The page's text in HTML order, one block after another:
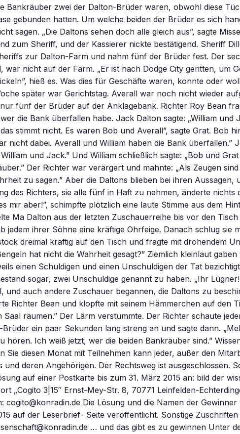
Bankräuber zwei der Dalton-Brüder waren, obwohl diese
gebunden hatten. Um welche beiden der Brüder es sich
sagen. „Die Daltons sehen doch alle gleich aus”, sagte
zum Sheriff, und der Kassierer nickte bestätigend. Sheriff
zur Dalton-Farm und nahm fünf der Brüder fest. Der
war nicht auf der Farm. „Er ist nach Dodge City geritten, um
hieß es. Was dies für Geschäfte waren, konnte oder
später war Gerichtstag. Averall war noch nicht wieder
fünf der Brüder auf der Anklagebank. Richter Roy Bean
die Bank überfallen habe. Jack Dalton sagte: „William und
stimmt nicht. Es waren Bob und Averall”, sagte Grat. Bob
nicht dabei. Averall und William haben die Bank überfallen.”
und Jack.” Und William schließlich sagte: „Bob und Grat
Der Richter war verärgert und mahnte: „Als Zeugen
zu sagen.” Aber die Daltons blieben bei ihren Aussagen,
des Richters, sie alle fünf in Haft zu nehmen, änderte nichts
mir aber!”, schimpfte plötzlich eine laute Stimme aus dem
Ma Dalton aus der letzten Zuschauerreihe bis vor den
jedem ihrer Söhne eine kräftige Ohrfeige. Danach schlug sie
dreimal kräftig auf den Tisch und fragte mit drohendem
hat nicht die Wahrheit gesagt?” Ziemlich kleinlaut
einen Schuldigen und einen Unschuldigen der Tat
sogar, zwei Unschuldige genannt zu haben. „Ihr
und auch andere Zuschauer begannen, die Daltons zu
Richter Bean und klopfte mit seinem Hämmerchen auf den
Saal räumen.” Der Lärm verstummte. Der Richter schaute
Brüder ein paar Sekunden lang streng an und sagte dann.
hören. Ich weiß jetzt, wer die beiden Bankräuber sind.”
Sie diesen Monat mit Teilnehmen kann jeder, außer den
und deren Angehörigen. Der Rechtsweg ist ausgeschlossen.
auf einer Postkarte bis zum 31. März 2015 an: bild der
„Cogito 3|15″ Ernst-Mey-Str. 8, 70771 Leinfelden-
cogito@konradin.de Die Lösung und die Namen der
auf der Leserbrief- Seite veröffentlicht. Sonstige
… und das gibt es zu gewinnen Unter